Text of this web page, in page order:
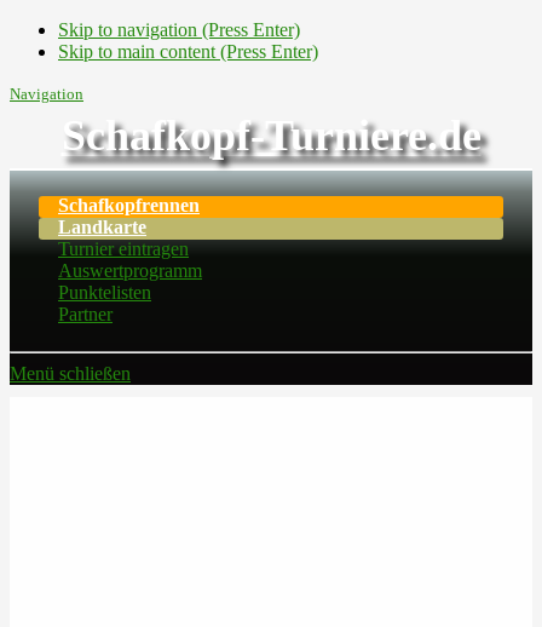
Skip to navigation (Press Enter)
Skip to main content (Press Enter)
Navigation
Schafkopf-Turniere.de
Schafkopfrennen
Landkarte
Turnier eintragen
Auswertprogramm
Punktelisten
Partner
Menü schließen